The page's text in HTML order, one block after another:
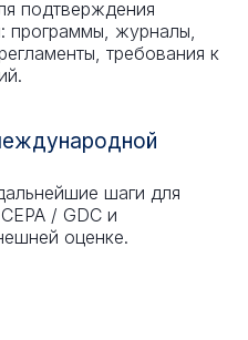
подтверждения
программы, журналы,
требования к
шаги для
/ GDC и
оценке.